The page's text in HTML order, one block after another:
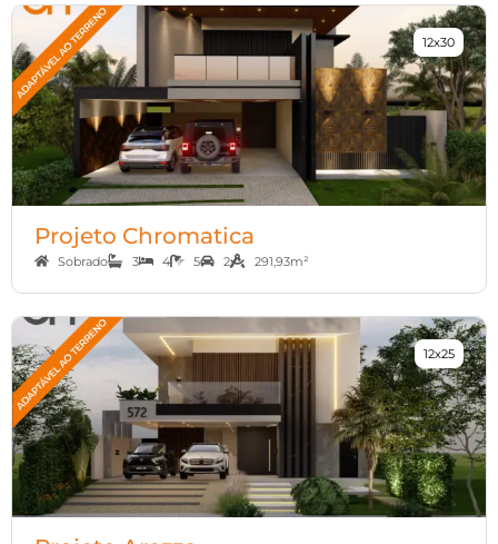
12x30
Projeto Chromatica
Sobrado 3 4 5 2 291,93m²
12x25